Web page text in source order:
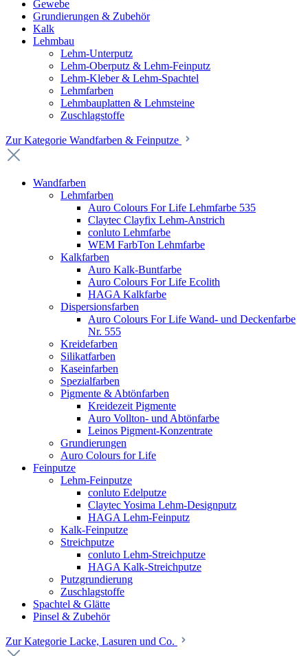
Gewebe
Grundierungen & Zubehör
Kalk
Lehmbau
Lehm-Unterputz
Lehm-Oberputz & Lehm-Feinputz
Lehm-Kleber & Lehm-Spachtel
Lehmfarben
Lehmbauplatten & Lehmsteine
Zuschlagstoffe
Zur Kategorie Wandfarben & Feinputze
Wandfarben
Lehmfarben
Auro Colours For Life Lehmfarbe 535
Claytec Clayfix Lehm-Anstrich
conluto Lehmfarbe
WEM FarbTon Lehmfarbe
Kalkfarben
Auro Kalk-Buntfarbe
Auro Colours For Life Ecolith
HAGA Kalkfarbe
Dispersionsfarben
Auro Colours For Life Wand- und Deckenfarbe
Nr. 555
Kreidefarben
Silikatfarben
Kaseinfarben
Spezialfarben
Pigmente & Abtönfarben
Kreidezeit Pigmente
Auro Vollton- und Abtönfarbe
Leinos Pigment-Konzentrate
Grundierungen
Auro Colours for Life
Feinputze
Lehm-Feinputze
conluto Edelputze
Claytec Yosima Lehm-Designputz
HAGA Lehm-Feinputz
Kalk-Feinputze
Streichputze
conluto Lehm-Streichputze
HAGA Kalk-Streichputze
Putzgrundierung
Zuschlagstoffe
Spachtel & Glätte
Pinsel & Zubehör
Zur Kategorie Lacke, Lasuren und Co.